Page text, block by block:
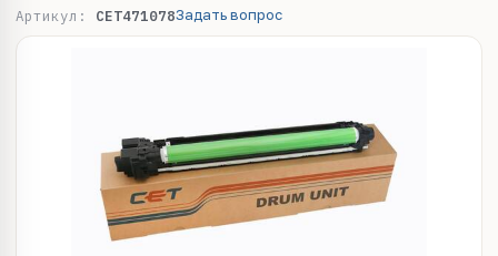
Артикул: CET471078Задать вопрос